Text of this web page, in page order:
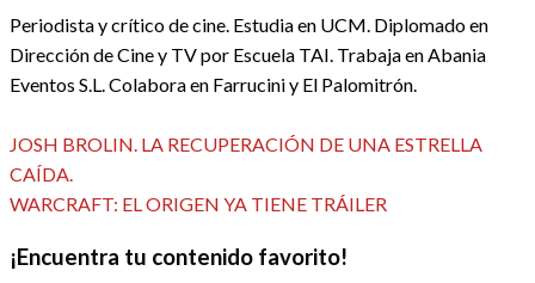
Periodista y crítico de cine. Estudia en UCM. Diplomado en
Dirección de Cine y TV por Escuela TAI. Trabaja en Abania
Eventos S.L. Colabora en Farrucini y El Palomitrón.
Navegación
de
entradas
Entrada
anterior
JOSH BROLIN. LA RECUPERACIÓN DE UNA ESTRELLA
CAÍDA.
Entrada
WARCRAFT: EL ORIGEN YA TIENE TRÁILER
¡Encuentra tu contenido favorito!